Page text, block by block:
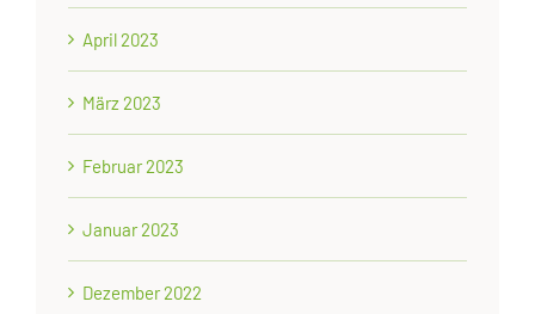
April 2023
März 2023
Februar 2023
Januar 2023
Dezember 2022